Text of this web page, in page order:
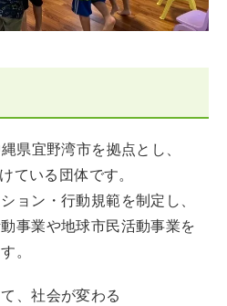
県宜野湾市を拠点とし、
ている団体です。
ョン・行動規範を制定し、
事業や地球市民活動事業を
。
、社会が変わる